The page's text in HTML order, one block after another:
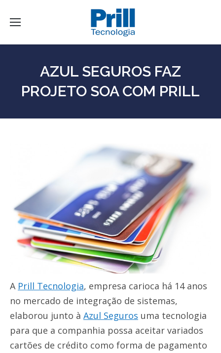
AZUL SEGUROS FAZ
PROJETO SOA COM PRILL
A Prill Tecnologia, empresa carioca há 14 anos
no mercado de integração de sistemas,
elaborou junto à Azul Seguros uma tecnologia
para que a companhia possa aceitar variados
cartões de crédito como forma de pagamento